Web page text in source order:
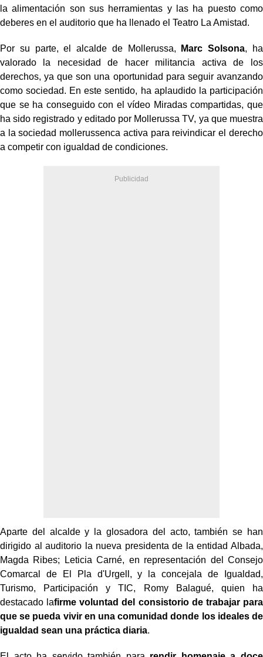
la alimentación son sus herramientas y las ha puesto como
deberes en el auditorio que ha llenado el Teatro La Amistad.
Por su parte, el alcalde de Mollerussa, Marc Solsona, ha
valorado la necesidad de hacer militancia activa de los
derechos, ya que son una oportunidad para seguir avanzando
como sociedad. En este sentido, ha aplaudido la participación
que se ha conseguido con el vídeo Miradas compartidas, que
ha sido registrado y editado por Mollerussa TV, ya que muestra
a la sociedad mollerussenca activa para reivindicar el derecho
a competir con igualdad de condiciones.
Aparte del alcalde y la glosadora del acto, también se han
dirigido al auditorio la nueva presidenta de la entidad Albada,
Magda Ribes; Leticia Carné, en representación del Consejo
Comarcal de El Pla d'Urgell, y la concejala de Igualdad,
Turismo, Participación y TIC, Romy Balagué, quien ha
destacado lafirme voluntad del consistorio de trabajar para
que se pueda vivir en una comunidad donde los ideales de
igualdad sean una práctica diaria.